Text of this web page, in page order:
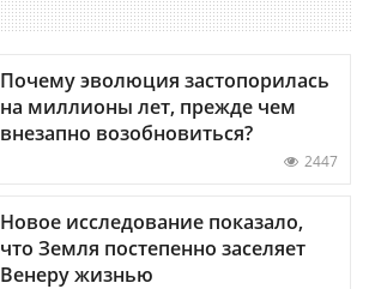
Почему эволюция застопорилась
на миллионы лет, прежде чем
внезапно возобновиться?
2447
Новое исследование показало,
что Земля постепенно заселяет
Венеру жизнью